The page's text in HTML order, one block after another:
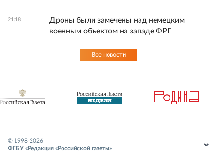
21:18
Дроны были замечены над немецким
военным объектом на западе ФРГ
Все новости
© 1998-2026
ФГБУ «Редакция «Российской газеты»